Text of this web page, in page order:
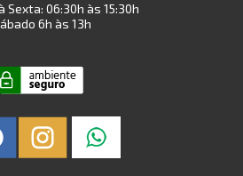
Sexta: 06:30h às 15:30h
6h às 13h